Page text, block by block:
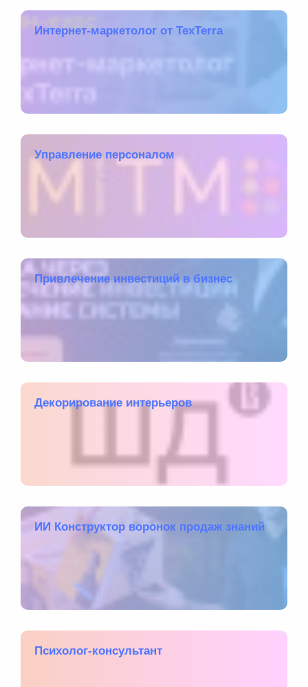
Интернет-маркетолог от TexTerra
Управление персоналом
Привлечение инвестиций в бизнес
Декорирование интерьеров
ИИ Конструктор воронок продаж знаний
Психолог-консультант